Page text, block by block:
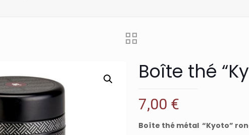
Boîte thé
7,00 €
Boîte thé métal “Kyoto”